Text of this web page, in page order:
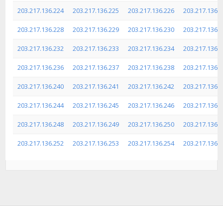
203.217.136.224 203.217.136.225 203.217.136.226
203.217.136.228 203.217.136.229 203.217.136.230
203.217.136.232 203.217.136.233 203.217.136.234
203.217.136.236 203.217.136.237 203.217.136.238
203.217.136.240 203.217.136.241 203.217.136.242
203.217.136.244 203.217.136.245 203.217.136.246
203.217.136.248 203.217.136.249 203.217.136.250
203.217.136.252 203.217.136.253 203.217.136.254